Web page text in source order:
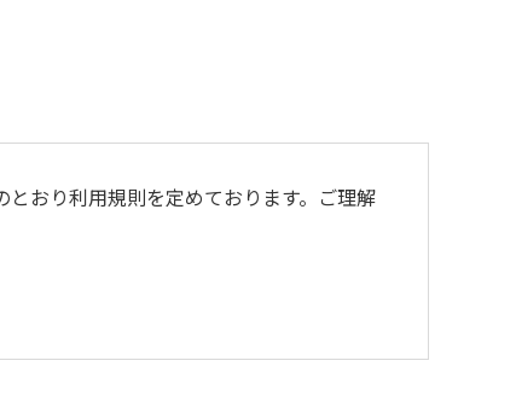
おり利用規則を定めております。ご理解